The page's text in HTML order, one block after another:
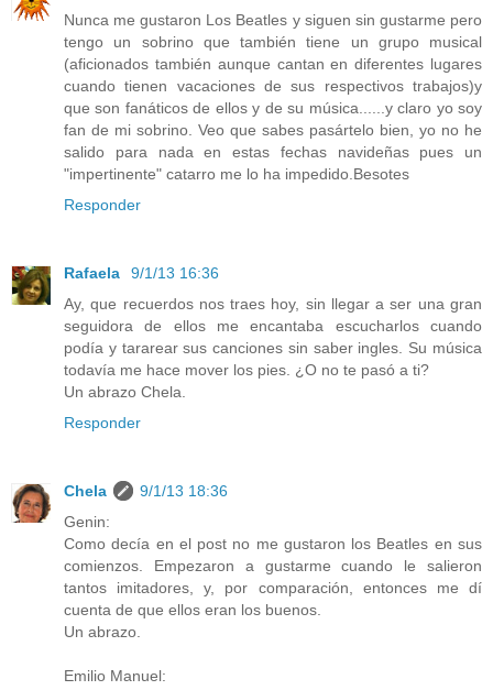
Nunca me gustaron Los Beatles y siguen sin gustarme pero
tengo un sobrino que también tiene un grupo musical
(aficionados también aunque cantan en diferentes lugares
cuando tienen vacaciones de sus respectivos trabajos)y
que son fanáticos de ellos y de su música......y claro yo soy
fan de mi sobrino. Veo que sabes pasártelo bien, yo no he
salido para nada en estas fechas navideñas pues un
"impertinente" catarro me lo ha impedido.Besotes
Responder
Rafaela
9/1/13 16:36
Ay, que recuerdos nos traes hoy, sin llegar a ser una gran
seguidora de ellos me encantaba escucharlos cuando
podía y tararear sus canciones sin saber ingles. Su música
todavía me hace mover los pies. ¿O no te pasó a ti?
Un abrazo Chela.
Responder
Chela
9/1/13 18:36
Genin:
Como decía en el post no me gustaron los Beatles en sus
comienzos. Empezaron a gustarme cuando le salieron
tantos imitadores, y, por comparación, entonces me dí
cuenta de que ellos eran los buenos.
Un abrazo.
Emilio Manuel: